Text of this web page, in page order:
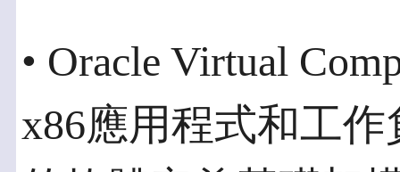
• Oracle Virtual
x86應用程式和工